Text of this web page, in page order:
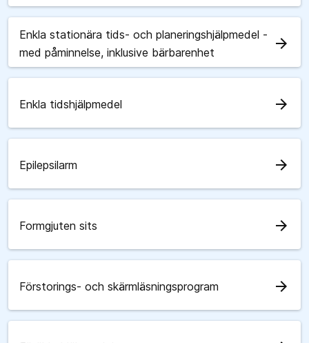
Enkla stationära tids- och planeringshjälpmedel -
med påminnelse, inklusive bärbarenhet
arrow_forward
Enkla tidshjälpmedel arrow_forward
Epilepsilarm arrow_forward
Formgjuten sits arrow_forward
Förstorings- och skärmläsningsprogram arrow_forward